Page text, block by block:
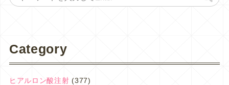
Category
ヒアルロン酸注射 (377)